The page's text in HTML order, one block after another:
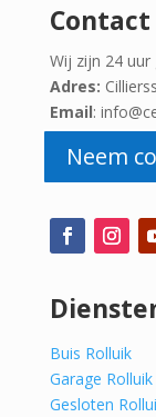
Contact
Wij zijn 24 uur
Adres:
Email:
Neem
Buis Rolluik
Garage Rolluik
Gesloten